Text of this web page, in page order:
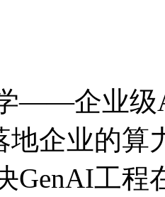
——企业级
业的算力
GenAI工程在